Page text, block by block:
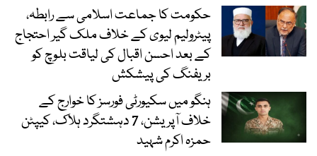
حکومت کا جماعت اسلامی سے رابطہ،
پیٹرولیم لیوی کے خلاف ملک گیر احتجاج
کے بعد احسن اقبال کی لیاقت بلوچ کو
بریفنگ کی پیشکش
ہنگو میں سکیورٹی فورسز کا خوارج کے
خلاف آپریشن، 7 دہشتگرد ہلاک، کیپٹن
حمزہ اکرم شہید